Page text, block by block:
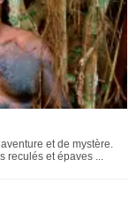
et de mystère.
et épaves ...